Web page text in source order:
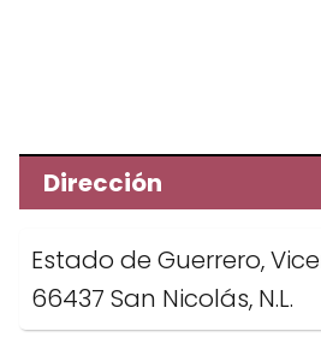
Dirección
Estado de Guerrero,
66437 San Nicolás, N.L.